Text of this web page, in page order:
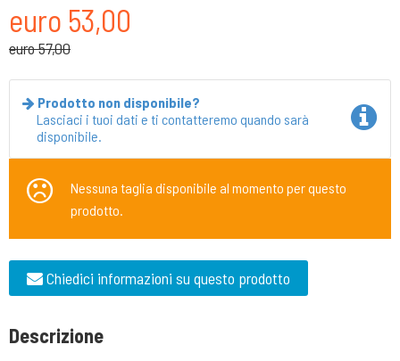
euro 53,00
euro 57,00
Prodotto non disponibile?
Lasciaci i tuoi dati e ti contatteremo quando sarà
disponibile.
Nessuna taglia disponibile al momento per questo
prodotto.
Chiedici informazioni su questo prodotto
Descrizione